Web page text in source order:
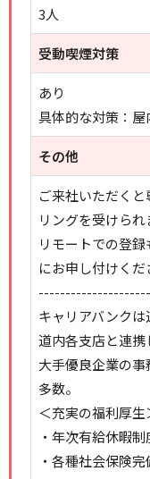
3人
受動喫煙対策
あり
具体的な対策：
その他
ご来社いただく
リングを受けられ
リモートでの登
にお申し付けくだ
キャリアバンクは
道内各支店と連携
大手優良企業の
多数。
＜充実の福利厚生
・年次有給休暇制
・各種社会保険完